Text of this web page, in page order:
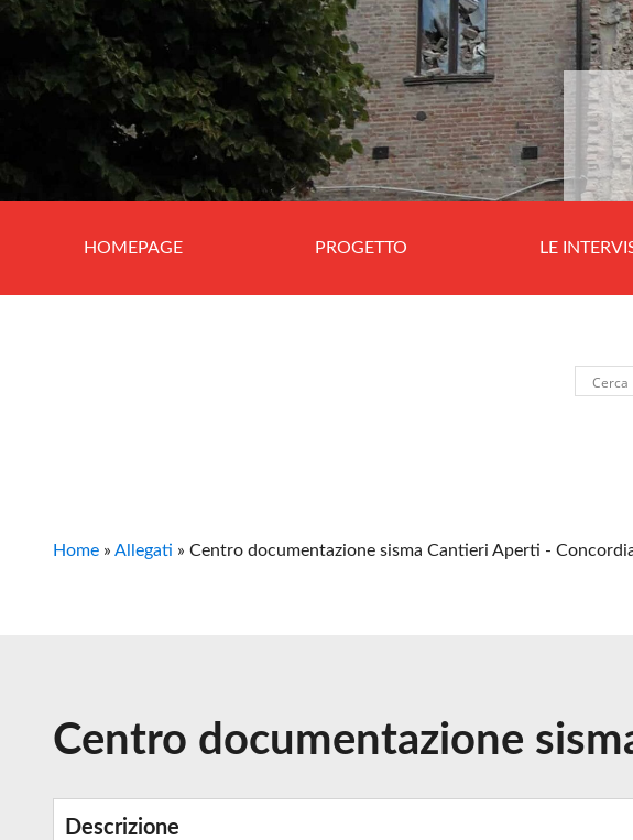
HOMEPAGE PROGETTO LE
Home » Allegati » Centro documentazione sisma Cantieri Aperti -
Centro documentazione
Descrizione